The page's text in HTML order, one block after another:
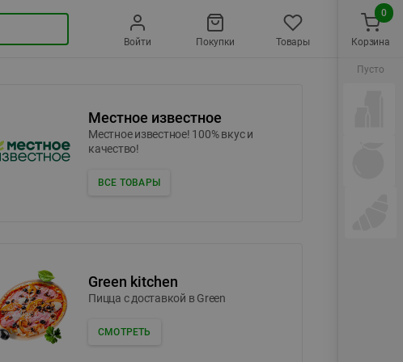
Войти Покупки Товары
Местное известное
Местное известное! 100% вкус и
качество!
ВСЕ ТОВАРЫ
Green kitchen
Пицца c доставкой в Green
СМОТРЕТЬ
Корзина
0
Пусто